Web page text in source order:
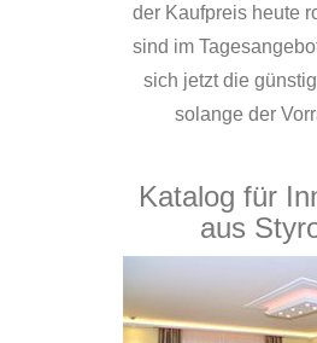
der Kaufpreis heute
sind im
sich jetzt die
solange der
Katalog für
aus